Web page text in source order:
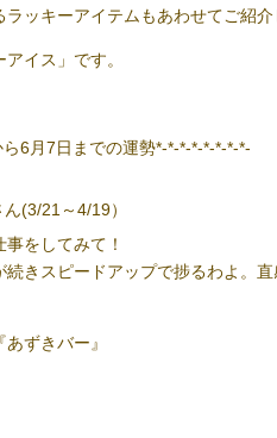
ッキーアイテムもあわせてご紹介
イス」です。
6月7日までの運勢*-*-*-*-*-*-*-*-
ん(3/21～4/19）
をしてみて！
続きスピードアップで捗るわよ。
あずきバー』